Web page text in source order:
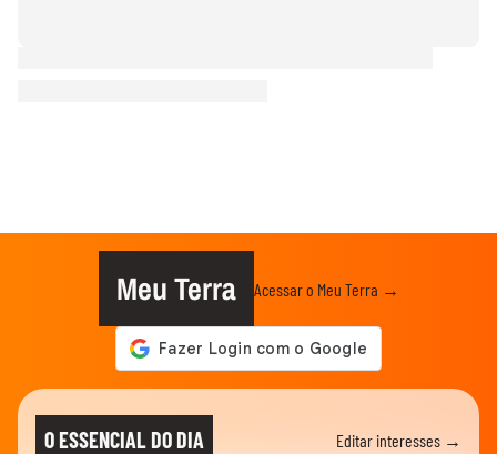
Meu Terra Acessar o Meu Terra →
O ESSENCIAL DO DIA Editar interesses →